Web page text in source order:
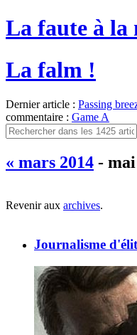
La faute à la
La falm !
Dernier article : Passing
commentaire : Game A
« mars 2014 -
Revenir aux archives.
Journalisme